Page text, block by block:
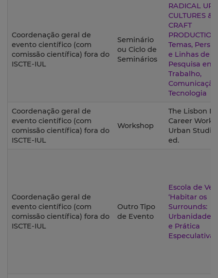
Coordenação geral de
evento científico (com
comissão científica) fora do
ISCTE-IUL
Seminário
ou Ciclo de
Seminários
RADICAL
CULTURES
CRAFT
Temas,
e Linhas de
Pesquisa
Trabalho,
Tecnologia
Coordenação geral de
evento científico (com
comissão científica) fora do
ISCTE-IUL
Workshop
The Lisbon
Career
Urban
ed.
Coordenação geral de
evento científico (com
comissão científica) fora do
ISCTE-IUL
Outro Tipo
de Evento
Escola de
‘Habitar os
Surrounds:
Urbanidade,
e Prática
Especulativa’.